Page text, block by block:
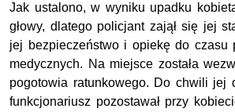
Jak ustalono, w wyniku upadku
głowy, dlatego policjant zajął się jej
jej bezpieczeństwo i opiekę do czasu
medycznych. Na miejsce została
pogotowia ratunkowego. Do chwili jej
funkcjonariusz pozostawał przy